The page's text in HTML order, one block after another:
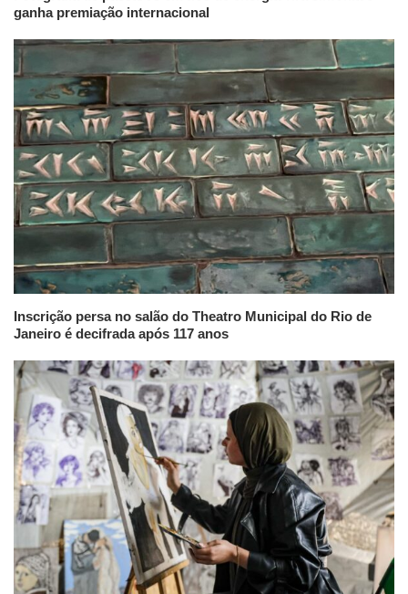
ganha premiação internacional
Inscrição persa no salão do Theatro Municipal do Rio de
Janeiro é decifrada após 117 anos